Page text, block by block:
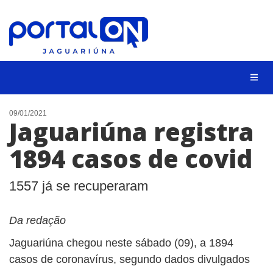
NOTÍCIAS
LISTA DIGITAL
CONTATO
09/01/2021
Jaguariúna registra
1894 casos de covid
1557 já se recuperaram
Da redação
Jaguariúna chegou neste sábado (09), a 1894
casos de coronavírus, segundo dados divulgados